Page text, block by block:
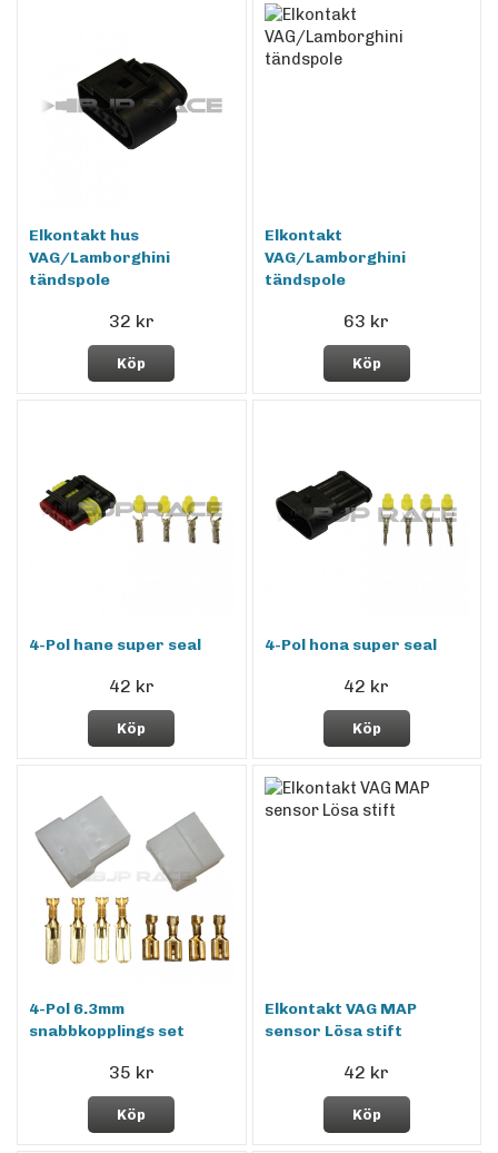
Elkontakt hus
VAG/Lamborghini
tändspole
32 kr
Köp
Elkontakt
VAG/Lamborghini
tändspole
63 kr
Köp
4-Pol hane super seal
42 kr
Köp
4-Pol hona super seal
42 kr
Köp
4-Pol 6.3mm
snabbkopplings set
35 kr
Köp
Elkontakt VAG MAP
sensor Lösa stift
42 kr
Köp